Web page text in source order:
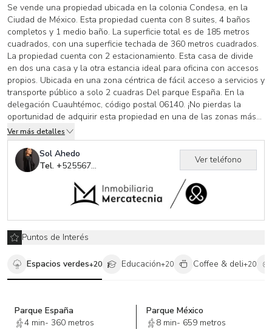
Se vende una propiedad ubicada en la colonia Condesa, en la
Ciudad de México. Esta propiedad cuenta con 8 suites, 4 baños
completos y 1 medio baño. La superficie total es de 185 metros
cuadrados, con una superficie techada de 360 metros cuadrados.
La propiedad cuenta con 2 estacionamiento. Esta casa de divide
en dos una casa y la otra estancia ideal para oficina con accesos
propios. Ubicada en una zona céntrica de fácil acceso a servicios y
transporte público a solo 2 cuadras Del parque España. En la
delegación Cuauhtémoc, código postal 06140. ¡No pierdas la
oportunidad de adquirir esta propiedad en una de las zonas más
exclusivas de la capital mexicana!
Ver más detalles
Sol Ahedo
Tel. +525567917679
Ver teléfono
Puntos de Interés
Espacios verdes+20 Educación+20 Coffee & deli+20
Parque España
4 min- 360 metros
Parque México
8 min- 659 metros